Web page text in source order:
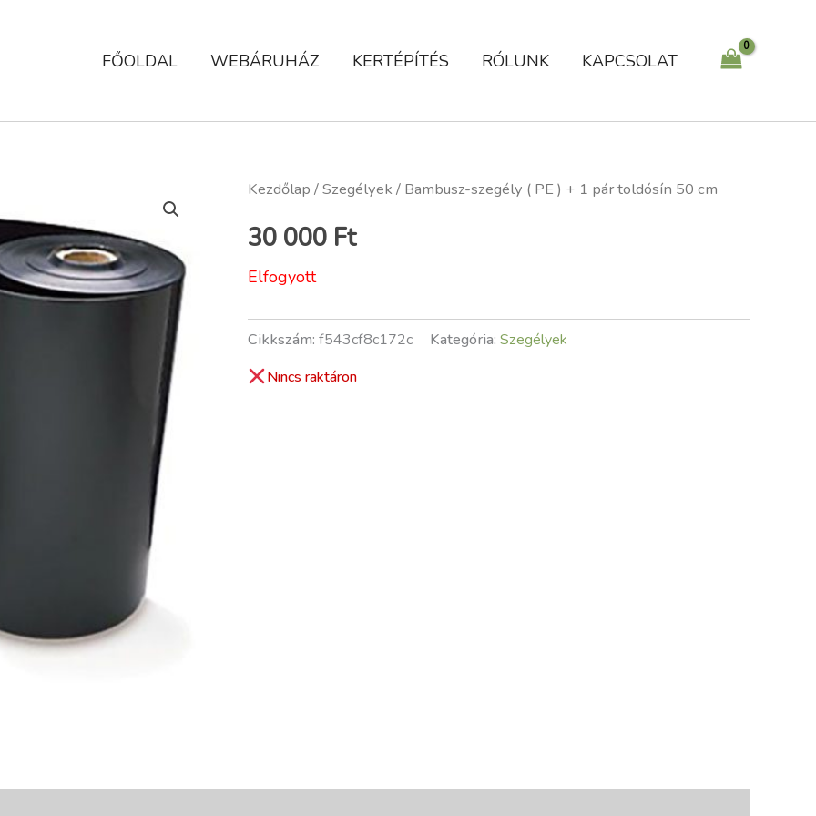
FŐOLDAL WEBÁRUHÁZ KERTÉPÍTÉS RÓLUNK KAPCSOLAT
Kezdőlap /Szegélyek / Bambusz-szegély ( PE ) + 1 pár toldósín 50 cm
30 000 Ft
Elfogyott
Cikkszám: f543cf8c172c Kategória: Szegélyek
Nincs raktáron